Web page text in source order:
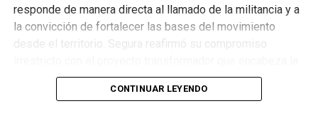
responde de manera directa al llamado de la militancia y a
la convicción de fortalecer las bases del movimiento
desde el territorio. Segura reafirmó su compromiso
presidenta de la República, Claudia Sheinbaum Pardo,
asegurando que la consolidación del bienestar social
CONTINUAR LEYENDO